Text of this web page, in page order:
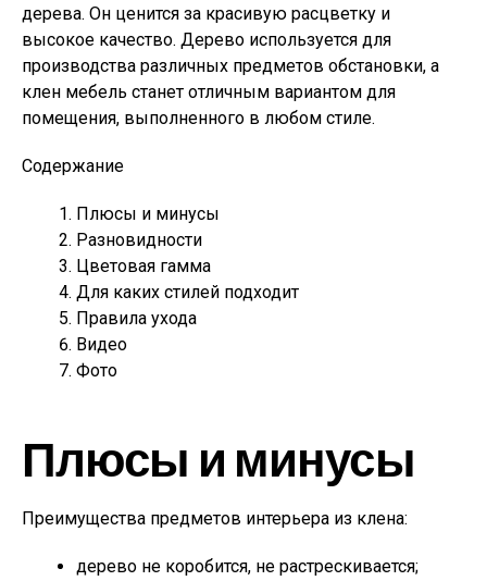
дерева. Он ценится за красивую расцветку и
высокое качество. Дерево используется для
производства различных предметов обстановки, а
клен мебель станет отличным вариантом для
помещения, выполненного в любом стиле.
Содержание
Плюсы и минусы
Разновидности
Цветовая гамма
Для каких стилей подходит
Правила ухода
Видео
Фото
Плюсы и минусы
Преимущества предметов интерьера из клена:
дерево не коробится, не растрескивается;